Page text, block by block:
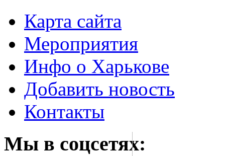
Карта сайта
Мероприятия
Инфо о Харькове
Добавить новость
Контакты
Мы в соцсетях: